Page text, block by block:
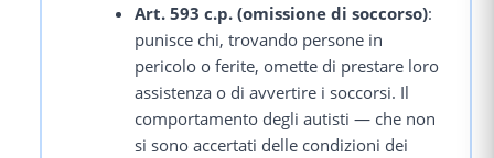
Art. 593 c.p. (omissione di soccorso):
punisce chi, trovando persone in
pericolo o ferite, omette di prestare loro
assistenza o di avvertire i soccorsi. Il
comportamento degli autisti — che non
si sono accertati delle condizioni dei